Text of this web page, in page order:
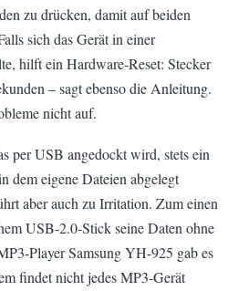
zu drücken, damit auf beiden
sich das Gerät in einer
hilft ein Hardware-Reset: Stecker
– sagt ebenso die Anleitung.
nicht auf.
per USB angedockt wird, stets ein
dem eigene Dateien abgelegt
aber auch zu Irritation. Zum einen
USB-2.0-Stick seine Daten ohne
Player Samsung YH-925 gab es
findet nicht jedes MP3-Gerät